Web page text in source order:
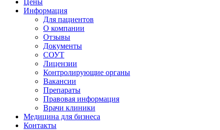
Цены
Информация
Для пациентов
О компании
Отзывы
Документы
СОУТ
Лицензии
Контролирующие органы
Вакансии
Препараты
Правовая информация
Врачи клиники
Медицина для бизнеса
Контакты